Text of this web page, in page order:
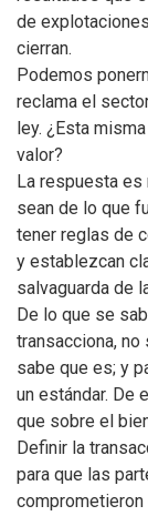
de
cierran.
Podemos
reclama el
ley. ¿Esta
valor?
La respuesta
sean de lo que
tener reglas de
y establezcan
salvaguarda de
De lo que se
transacciona,
sabe que es; y
un estándar. De
que sobre el
Definir la
para que las
comprometieron